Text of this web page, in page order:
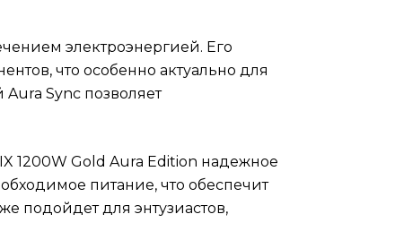
электроэнергией. Его
что особенно актуально для
Sync позволяет
1200W Gold Aura Edition надежное
питание, что обеспечит
подойдет для энтузиастов,